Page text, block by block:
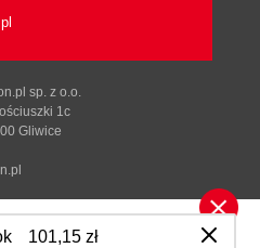
Options
open in icon view
in icon view
size
spacing
101,15 zł
sp. z o.o.
1c
Gliwice